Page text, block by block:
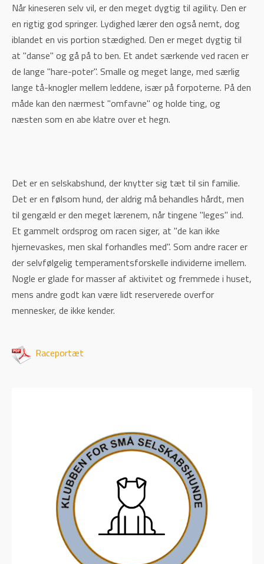
Når kineseren selv vil, er den meget dygtig til agility. Den er
en rigtig god springer. Lydighed lærer den også nemt, dog
iblandet en vis portion stædighed. Den er meget dygtig til
at "danse" og gå på to ben. Et andet særkende ved racen er
de lange "hare-poter". Smalle og meget lange, med særlig
lange tå-knogler mellem leddene, især på forpoterne. På den
måde kan den nærmest "omfavne" og holde ting, og
næsten som en abe klatre over et hegn.
Det er en selskabshund, der knytter sig tæt til sin familie.
Det er en følsom hund, der aldrig må behandles hårdt, men
til gengæld er den meget lærenem, når tingene "leges" ind.
Et gammelt ordsprog om racen siger, at "de kan ikke
hjernevaskes, men skal forhandles med". Som andre racer er
der selvfølgelig temperamentsforskelle individerne imellem.
Nogle er glade for masser af aktivitet og fremmede i huset,
mens andre godt kan være lidt reserverede overfor
mennesker, de ikke kender.
Raceportæt